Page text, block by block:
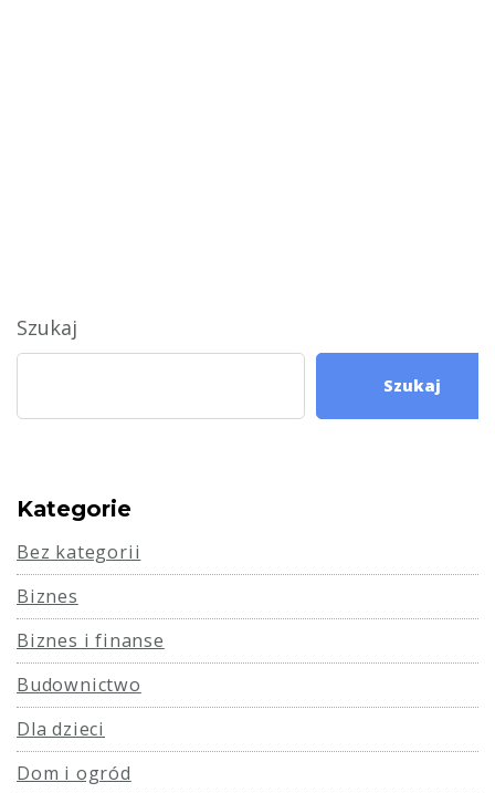
Szukaj
Szukaj
Kategorie
Bez kategorii
Biznes
Biznes i finanse
Budownictwo
Dla dzieci
Dom i ogród